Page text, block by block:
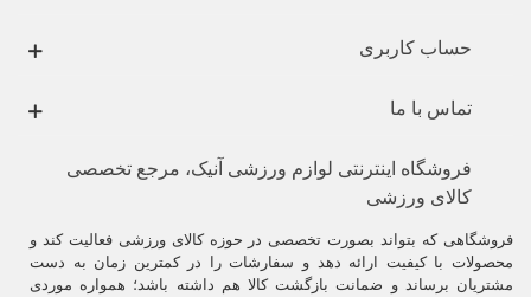
حساب کاربری
تماس با ما
فروشگاه اینترنتی لوازم ورزشی آنیک، مرجع تخصصی
کالای ورزشی
فروشگاهی که بتواند بصورت تخصصی در حوزه کالای ورزشی فعالیت کند و
محصولات با کیفیت ارائه دهد و سفارشات را در کمترین زمان به دست
مشتریان برساند و ضمانت بازگشت کالا هم داشته باشد؛ همواره موردی